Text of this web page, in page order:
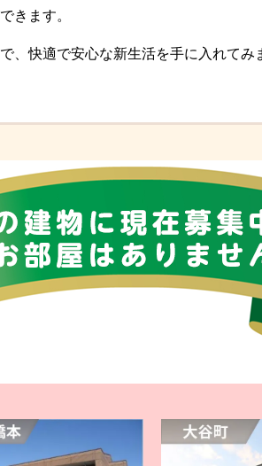
きます。
、快適で安心な新生活を手に入れて